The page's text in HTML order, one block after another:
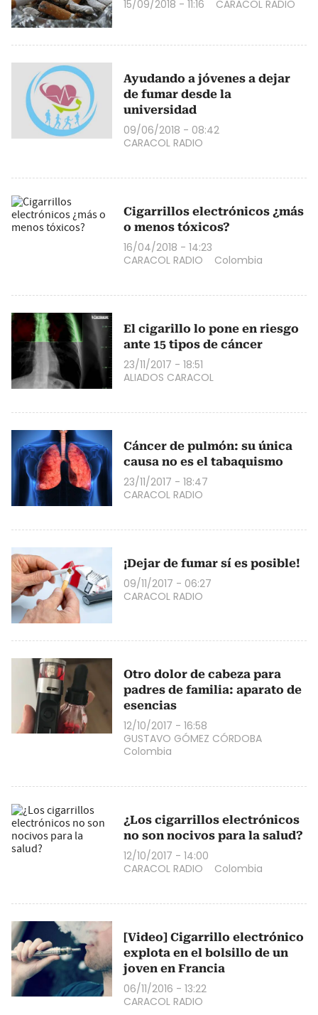
15/09/2018 - 11:16 CARACOL RADIO
Ayudando a jóvenes a dejar
de fumar desde la
universidad
09/06/2018 - 08:42
CARACOL RADIO
Cigarrillos electrónicos ¿más
o menos tóxicos?
16/04/2018 - 14:23
CARACOL RADIO
Colombia
El cigarillo lo pone en riesgo
ante 15 tipos de cáncer
23/11/2017 - 18:51
ALIADOS CARACOL
Cáncer de pulmón: su única
causa no es el tabaquismo
23/11/2017 - 18:47
CARACOL RADIO
¡Dejar de fumar sí es posible!
09/11/2017 - 06:27
CARACOL RADIO
Otro dolor de cabeza para
padres de familia: aparato de
esencias
12/10/2017 - 16:58
GUSTAVO GÓMEZ CÓRDOBA
Colombia
¿Los cigarrillos electrónicos
no son nocivos para la salud?
12/10/2017 - 14:00
CARACOL RADIO
Colombia
[Video] Cigarrillo electrónico
explota en el bolsillo de un
joven en Francia
06/11/2016 - 13:22
CARACOL RADIO